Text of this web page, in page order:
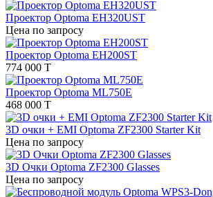
Проектор Optoma EH320UST
Цена по запросу
Проектор Optoma EH200ST
774 000 T
Проектор Optoma ML750E
468 000 T
3D очки + EMI Optoma ZF2300 Starter Kit
Цена по запросу
3D Очки Optoma ZF2300 Glasses
Цена по запросу